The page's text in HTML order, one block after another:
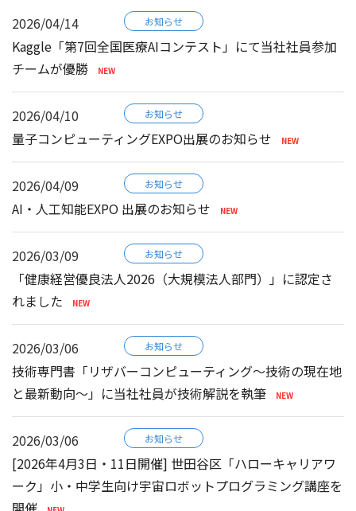
2026/04/14 お知らせ
Kaggle「第7回全国医療AIコンテスト」にて当社社員参加
チームが優勝
2026/04/10 お知らせ
量子コンピューティングEXPO出展のお知らせ
2026/04/09 お知らせ
AI・人工知能EXPO 出展のお知らせ
2026/03/09 お知らせ
「健康経営優良法人2026（大規模法人部門）」に認定さ
れました
2026/03/06 お知らせ
技術専門書「リザバーコンピューティング～技術の現在地
と最新動向～」に当社社員が技術解説を執筆
2026/03/06 お知らせ
[2026年4月3日・11日開催] 世田谷区「ハローキャリアワ
ーク」小・中学生向け宇宙ロボットプログラミング講座を